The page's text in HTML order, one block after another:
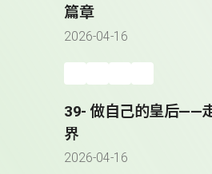
篇章
2026-04-16
39- 做自己的皇后——
界
2026-04-16